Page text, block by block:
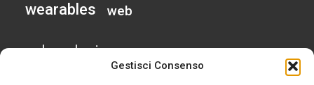
Gestisci Consenso
wearables web
calendario